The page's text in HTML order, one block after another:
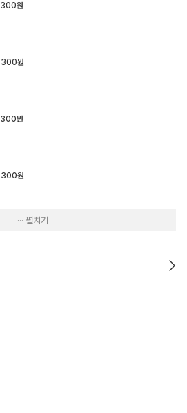
300원
300원
300원
300원
··· 펼치기